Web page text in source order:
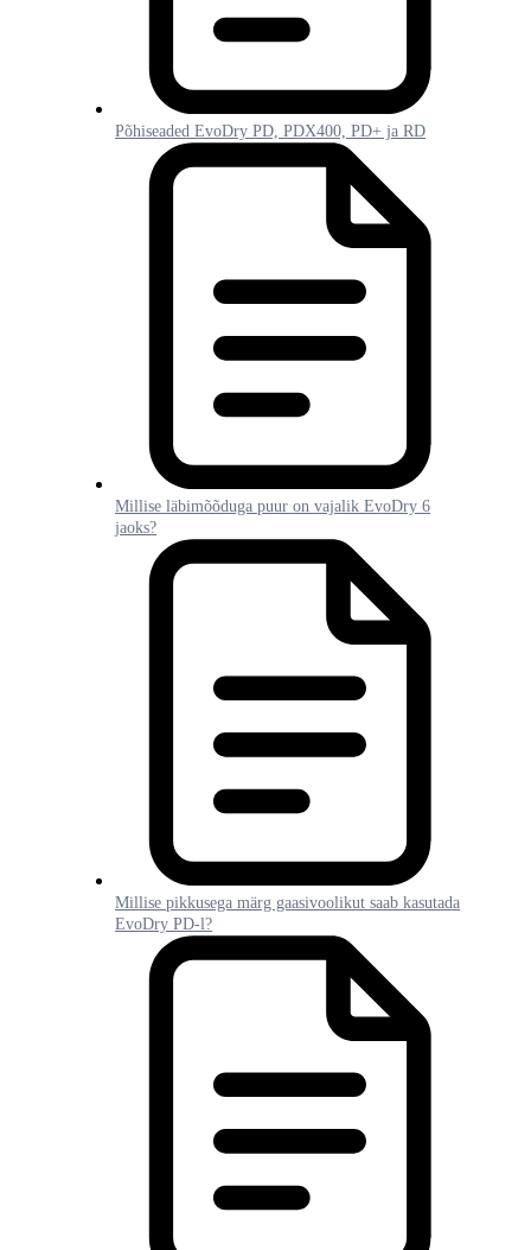
Põhiseaded EvoDry PD, PDX400, PD+ ja RD
Millise läbimõõduga puur on vajalik EvoDry 6
jaoks?
Millise pikkusega märg gaasivoolikut saab kasutada
EvoDry PD-l?